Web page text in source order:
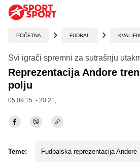
POČETNA FUDBAL
Svi igrači spremni za sutrašnju
Reprezentacija Andore
polju
05.09.15. - 20:21,
Teme: Fudbalska reprezentacija Andore